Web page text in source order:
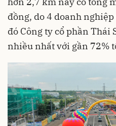
đồng, do 4 doanh
đó Công ty cổ phần Thái
nhiều nhất với gần 72%